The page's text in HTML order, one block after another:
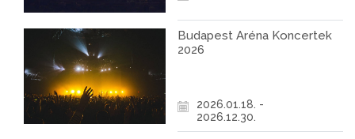
Budapest Aréna Koncertek
2026
2026.01.18. -
2026.12.30.